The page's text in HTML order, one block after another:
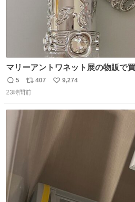
マリーアントワネット展の物販で
流行りのめじるしアクセサリーに
り、同じく物販で購入したシュシ
返
信
5
リ
ポ
407
い
9,274
23時間前